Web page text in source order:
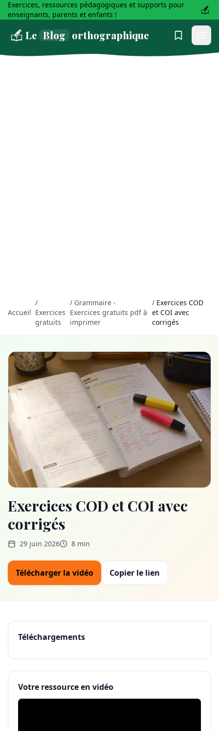
Exercices, ressources pédagogiques et supports pour
enseignants, parents et enfants !
Le Blog orthographique
Accueil
/
Exercices
gratuits
/ Grammaire -
Exercices gratuits pdf à
imprimer
/ Exercices COD
et COI avec
corrigés
Exercices COD et COI avec
corrigés
29 juin 2026 8 min
Télécharger la vidéo Copier le lien
Téléchargements
Votre ressource en vidéo